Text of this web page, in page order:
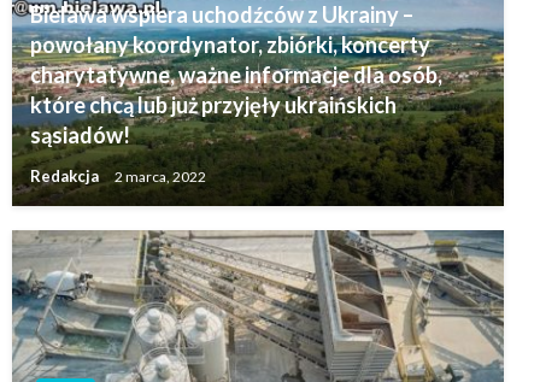
Bielawa wspiera uchodźców z Ukrainy –
powołany koordynator, zbiórki, koncerty
charytatywne, ważne informacje dla osób,
które chcą lub już przyjęły ukraińskich
sąsiadów!
Redakcja 2 marca, 2022